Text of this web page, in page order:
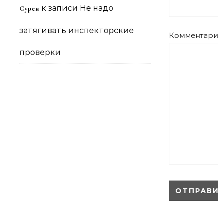
Сурен к записи Не надо
затягивать инспекторские
проверки